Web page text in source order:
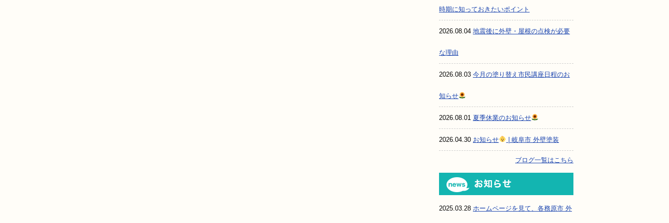
時期に知っておきたいポイント
2026.08.04 地震後に外壁・屋根の点検が必要
な理由
2026.08.03 今月の塗り替え市民講座日程のお
知らせ
2026.08.01 夏季休業のお知らせ
2026.04.30 お知らせ | 岐阜市 外壁塗装
ブログ一覧はこちら
2025.03.28 ホームページを見て、各務原市 外